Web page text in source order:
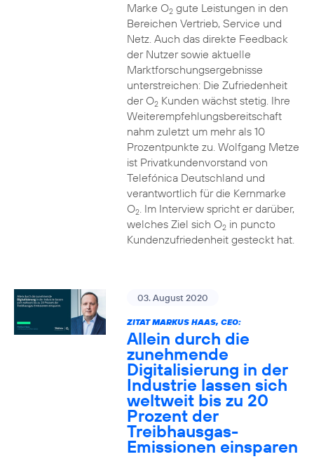
Marke O2gute Leistungen in den
Bereichen Vertrieb, Service und
Netz. Auch das direkte Feedback
der Nutzer sowie aktuelle
Marktforschungsergebnisse
unterstreichen: Die Zufriedenheit
der O2Kunden wächst stetig. Ihre
Weiterempfehlungsbereitschaft
nahm zuletzt um mehr als 10
Prozentpunkte zu. Wolfgang Metze
ist Privatkundenvorstand von
Telefónica Deutschland und
verantwortlich für die Kernmarke
O2. Im Interview spricht er darüber,
welches Ziel sich O2in puncto
Kundenzufriedenheit gesteckt hat.
03. August 2020
ZITAT MARKUS HAAS, CEO:
Allein durch die
zunehmende
Digitalisierung in der
Industrie lassen sich
weltweit bis zu 20
Prozent der
Treibhausgas-
Emissionen einsparen